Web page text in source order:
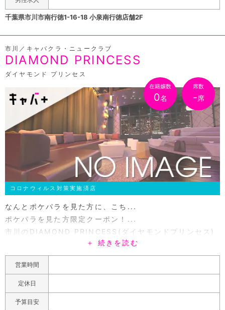
千葉県市川市南行徳1-16-18 小泉南行徳店舗2F
市川／キャバクラ・ニュークラブ
DIAMOND PRINCESS
ダイヤモンド プリンセス
在籍嬢数
0名
席数
-席
コロナウィルス対策実施済店
なんとポケパラを見た方に、こち...
ポケパラを見た方限定クーポン！...
市川のDIAMOND PRINCESS(ダイヤモンドプリンセス)
は赤い床、黒のソファーが高級感がある上質なイメージが
印象的な内装のキャバクラです。在籍しているキャストは
18歳〜30歳と幅広く、おしとやかな性格の女の子からワ
イワイ盛り上がるのが好きな女の子まで色々なタイプの女
の子を集めているので、どんな年齢層のお客様でも楽しん
でいただける筈です。料金は20:59までのご来店で1セッ
＋ 続きを読む
営業時間
定休日
予算目安